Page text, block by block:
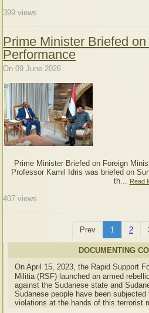
399 views
Prime Minister Briefed on
Performance
On 09 June 2026
Prime Minister Briefed on Foreign
Professor Kamil Idris was briefed on
th...
Read
407 views
Prev 1 2
DOCUMENTING
On April 15, 2023, the Rapid Support
Militia (RSF) launched an armed
against the Sudanese state and
Sudanese people have been
violations at the hands of this terrorist